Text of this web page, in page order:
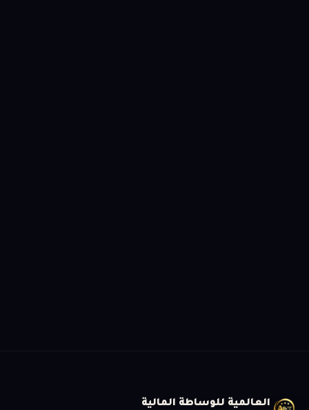
العالمية للوساطة المالية